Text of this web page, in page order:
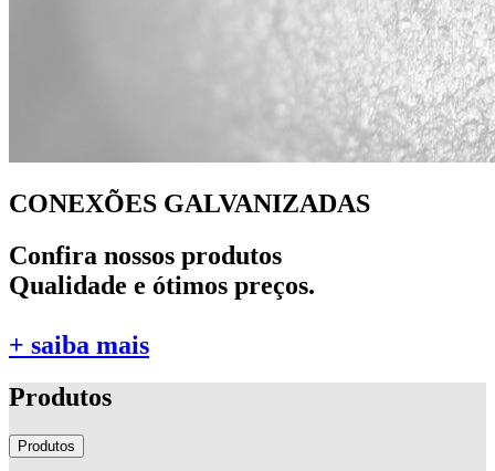
CONEXÕES GALVANIZADAS
Confira nossos produtos
Qualidade e ótimos preços.
+ saiba mais
Produtos
Produtos